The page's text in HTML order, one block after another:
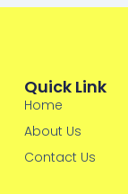
Quick Link
Home
About Us
Contact Us